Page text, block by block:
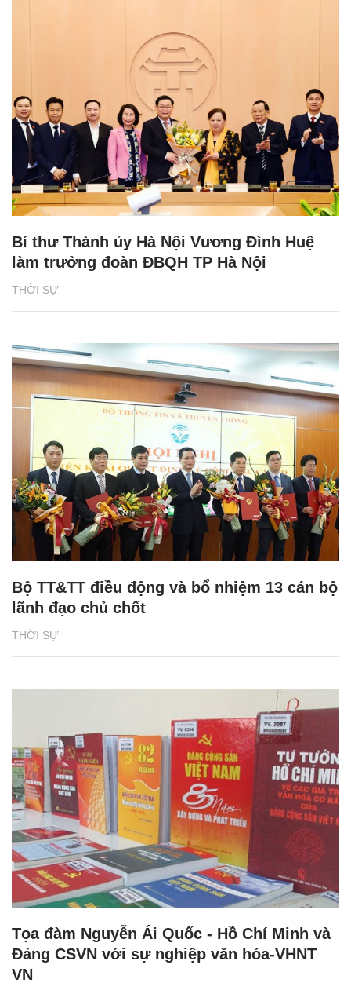
THỜI SỰ
Bí thư Thành ủy Hà Nội Vương Đình Huệ
làm trưởng đoàn ĐBQH TP Hà Nội
THỜI SỰ
Bộ TT&TT điều động và bổ nhiệm 13 cán bộ
lãnh đạo chủ chốt
Tọa đàm Nguyễn Ái Quốc - Hồ Chí Minh và
Đảng CSVN với sự nghiệp văn hóa-VHNT
VN